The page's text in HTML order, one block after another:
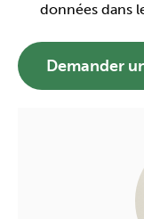
données dans
Demander